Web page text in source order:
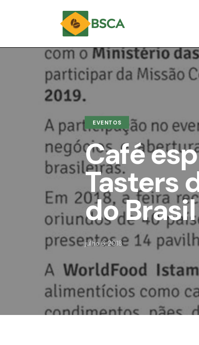
EVENTOS
Café
Tasters
do Brasil
julho 6, 2018